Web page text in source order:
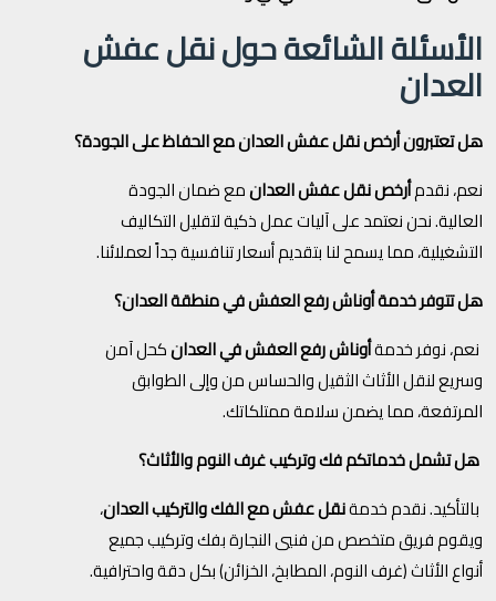
الأسئلة الشائعة حول نقل عفش
العدان
هل تعتبرون أرخص نقل عفش العدان مع الحفاظ على الجودة؟
نعم، نقدمأرخص نقل عفش العدانمع ضمان الجودة
العالية. نحن نعتمد على آليات عمل ذكية لتقليل التكاليف
التشغيلية، مما يسمح لنا بتقديم أسعار تنافسية جداً لعملائنا.
هل تتوفر خدمة أوناش رفع العفش في منطقة العدان؟
نعم، نوفر خدمةأوناش رفع العفش في العدانكحل آمن
وسريع لنقل الأثاث الثقيل والحساس من وإلى الطوابق
المرتفعة، مما يضمن سلامة ممتلكاتك.
هل تشمل خدماتكم فك وتركيب غرف النوم والأثاث؟
بالتأكيد. نقدم خدمةنقل عفش مع الفك والتركيب العدان،
ويقوم فريق متخصص من فنيي النجارة بفك وتركيب جميع
أنواع الأثاث (غرف النوم، المطابخ، الخزائن) بكل دقة واحترافية.